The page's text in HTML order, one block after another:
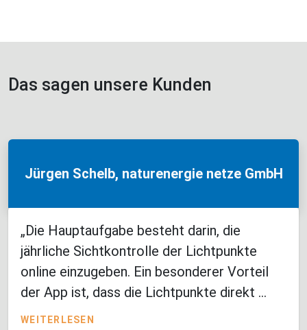
Das sagen unsere Kunden
Jürgen Schelb, naturenergie netze GmbH
„Die Hauptaufgabe besteht darin, die
jährliche Sichtkontrolle der Lichtpunkte
online einzugeben. Ein besonderer Vorteil
der App ist, dass die Lichtpunkte direkt ...
WEITERLESEN